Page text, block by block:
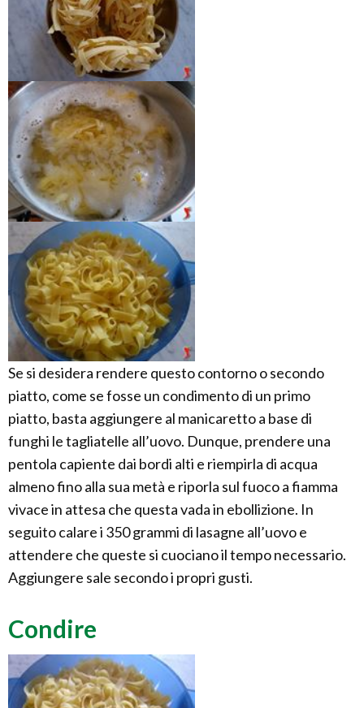
Se si desidera rendere questo contorno o secondo
piatto, come se fosse un condimento di un primo
piatto, basta aggiungere al manicaretto a base di
funghi le tagliatelle all’uovo. Dunque, prendere una
pentola capiente dai bordi alti e riempirla di acqua
almeno fino alla sua metà e riporla sul fuoco a fiamma
vivace in attesa che questa vada in ebollizione. In
seguito calare i 350 grammi di lasagne all’uovo e
attendere che queste si cuociano il tempo necessario.
Aggiungere sale secondo i propri gusti.
Condire